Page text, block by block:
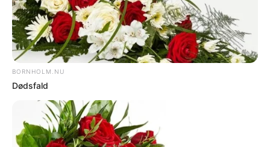
Arkivfoto
Bornholm mangler
andelsboliger
Mandag 8-8-22 - 08:08